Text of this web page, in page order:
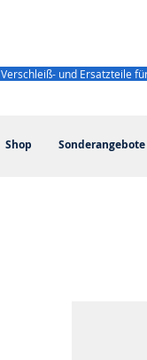
Shop Sonderangebote
Verschleiß- und Ersatzteile